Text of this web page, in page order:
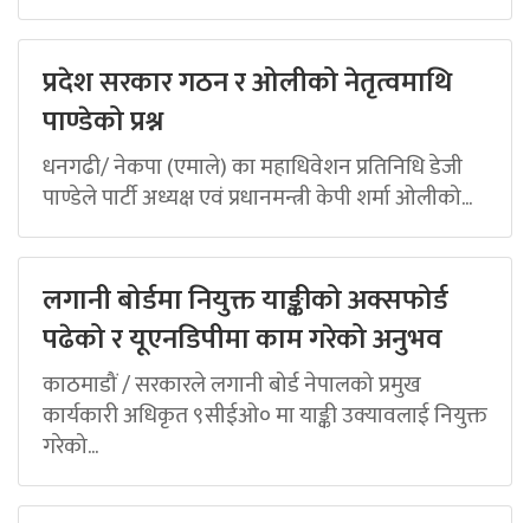
प्रदेश सरकार गठन र ओलीको नेतृत्वमाथि
पाण्डेको प्रश्न
धनगढी/ नेकपा (एमाले) का महाधिवेशन प्रतिनिधि डेजी
पाण्डेले पार्टी अध्यक्ष एवं प्रधानमन्त्री केपी शर्मा ओलीको...
लगानी बोर्डमा नियुक्त याङ्कीको अक्सफोर्ड
पढेको र यूएनडिपीमा काम गरेको अनुभव
काठमाडौं / सरकारले लगानी बोर्ड नेपालको प्रमुख
कार्यकारी अधिकृत ९सीईओ० मा याङ्की उक्यावलाई नियुक्त
गरेको...